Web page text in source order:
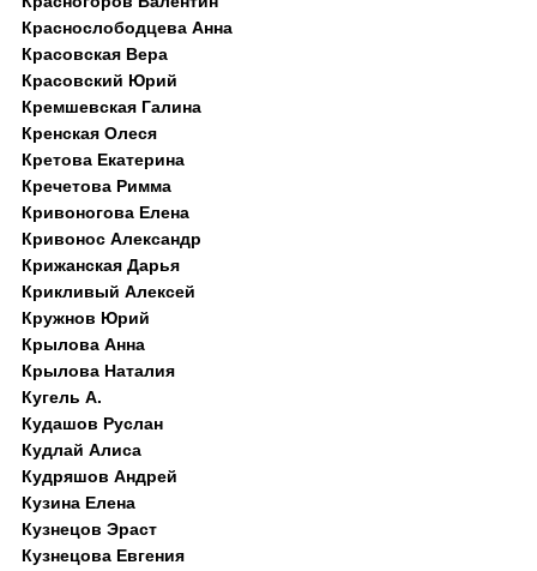
Краснослободцева Анна
Красовская Вера
Красовский Юрий
Кремшевская Галина
Кренская Олеся
Кретова Екатерина
Кречетова Римма
Кривоногова Елена
Кривонос Александр
Крижанская Дарья
Крикливый Алексей
Кружнов Юрий
Крылова Анна
Крылова Наталия
Кугель А.
Кудашов Руслан
Кудлай Алиса
Кудряшов Андрей
Кузина Елена
Кузнецов Эраст
Кузнецова Евгения